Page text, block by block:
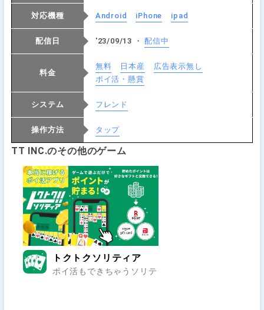
対応機種 Android iPhone ipad
配信日 '23/09/13 ・配信中
料金
無料 日本産
広告表示無し
ポイ活・懸賞
システム フレンド
操作方法 タップ
TT INC.のその他のゲーム
トクトクソリティア
ポイ活もできちゃうソリティアゲーム！..